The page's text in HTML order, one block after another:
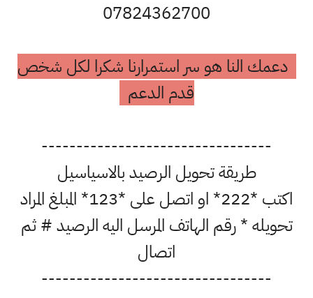
07824362700
دعمك النا هو سر استمرارنا شكرا لكل شخص
قدم الدعم
---------------------------------
طريقة تحويل الرصيد بالاسياسيل
اكتب *222* او اتصل على *123* المبلغ المراد
تحويله * رقم الهاتف المرسل اليه الرصيد # ثم
اتصال
---------------------------------